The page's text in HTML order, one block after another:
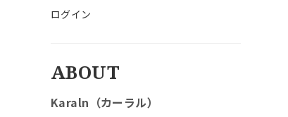
ログイン
ABOUT
Karaln（カーラル）